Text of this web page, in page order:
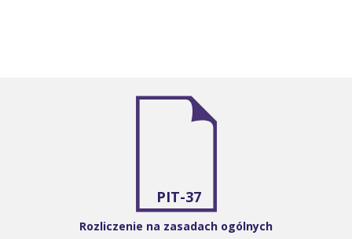
PIT-37
Rozliczenie na zasadach ogólnych